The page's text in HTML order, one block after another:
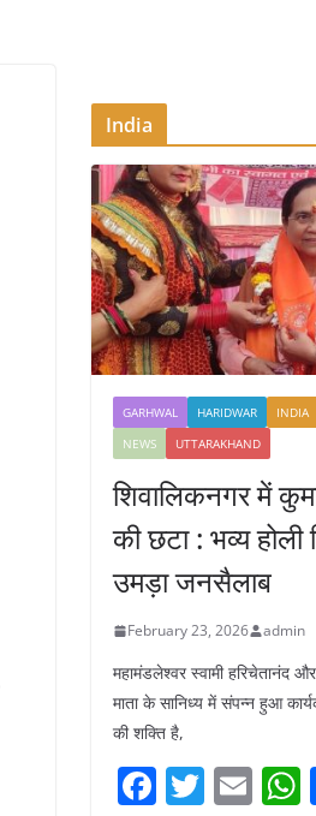
India
GARHWAL HARIDWAR INDIA
NEWS
UTTARAKHAND
शिवालिकनगर में
की छटा : भव्य होली
उमड़ा जनसैलाब
February 23, 2026 admin
महामंडलेश्वर स्वामी हरिचेतानंद
माता के सानिध्य में संपन्न हुआ
की शक्ति है,
F T E